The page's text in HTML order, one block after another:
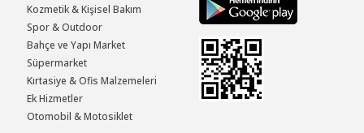
Kozmetik & Kişisel Bakım
Spor & Outdoor
Bahçe ve Yapı Market
Süpermarket
Kırtasiye & Ofis Malzemeleri
Ek Hizmetler
Otomobil & Motosiklet